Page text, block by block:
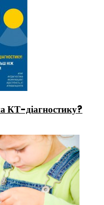
КТ-діагностику?